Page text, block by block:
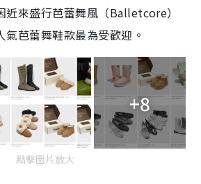
近來盛行芭蕾舞風（Balletcore）
芭蕾舞鞋款最為受歡迎。
+8
點擊圖片放大